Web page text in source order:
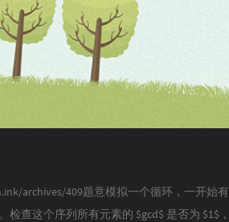
archives/409题意模拟一个循环，一开始有
查这个序列所有元素的 $gcd$ 是否为 $1$，